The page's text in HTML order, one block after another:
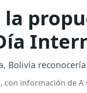
Bolivia
con información de A